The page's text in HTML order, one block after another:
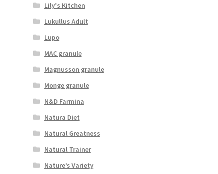
Lily's Kitchen
Lukullus Adult
Lupo
MAC granule
Magnusson granule
Monge granule
N&D Farmina
Natura Diet
Natural Greatness
Natural Trainer
Nature’s Variety